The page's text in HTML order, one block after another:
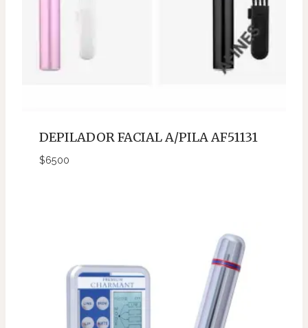
DEPILADOR FACIAL A/PILA AF51131
$6500